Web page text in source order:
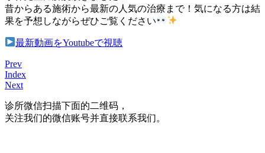
昔からある施術から最新の人気の治療まで！気になる方は結
果を予想しながらぜひご覧ください
最新動画をYoutubeで視聴
Prev
Index
Next
诊所微信扫描下面的二维码，
关注我们的微信账号并直接联系我们。